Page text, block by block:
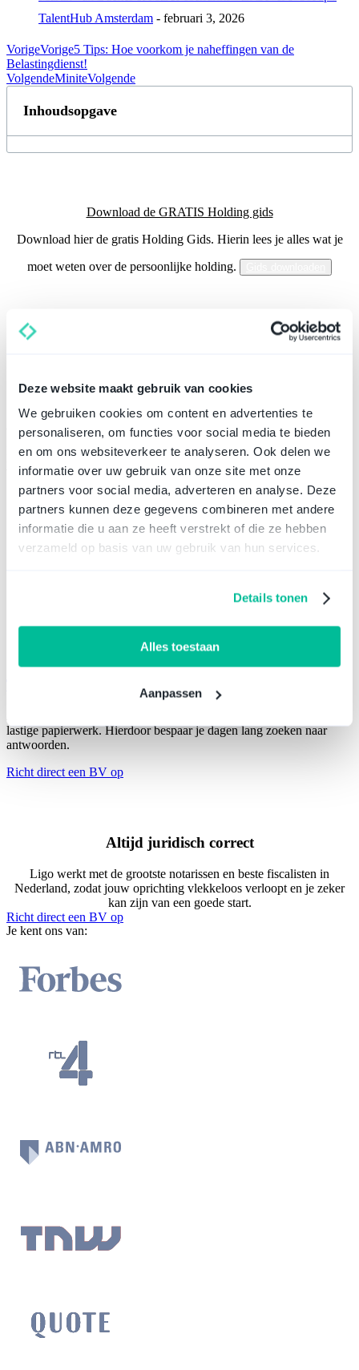
Deze website maakt gebruik van cookies
We gebruiken cookies om content en advertenties te
personaliseren, om functies voor social media te bieden
en om ons websiteverkeer te analyseren. Ook delen we
informatie over uw gebruik van onze site met onze
partners voor social media, adverteren en analyse. Deze
partners kunnen deze gegevens combineren met andere
informatie die u aan ze heeft verstrekt of die ze hebben
verzameld op basis van uw gebruik van hun services.
Details tonen
Alles toestaan
Aanpassen
TalentHub Amsterdam - februari 3, 2026
VorigeVorige5 Tips: Hoe voorkom je naheffingen van de
Belastingdienst!
VolgendeMiniteVolgende
Inhoudsopgave
Download de GRATIS Holding gids
Download hier de gratis Holding Gids. Hierin lees je alles wat je
moet weten over de persoonlijke holding.
Waarom kiezen voor Ligo?
Ligo is je partner in legal. Naast je BV, helpen we je met je overige
juridische zaken. Je hebt de volgende voordelen:
Direct persoonlijke advies
van 9u tot 22u om je te helpen.
lastige papierwerk. Hierdoor bespaar je dagen lang zoeken naar
antwoorden.
Richt direct een BV op
Altijd juridisch correct
Ligo werkt met de grootste notarissen en beste fiscalisten in
Nederland, zodat jouw oprichting vlekkeloos verloopt en je zeker
kan zijn van een goede start.
Richt direct een BV op
Je kent ons van: